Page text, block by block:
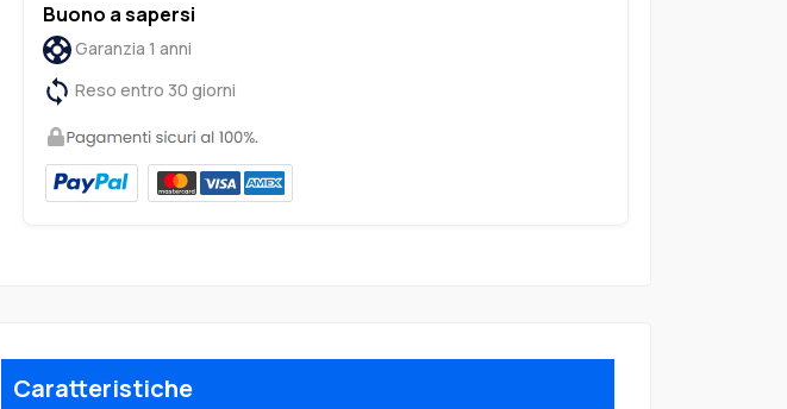
Buono a sapersi
Garanzia 1 anni
Reso entro 30 giorni
Caratteristiche